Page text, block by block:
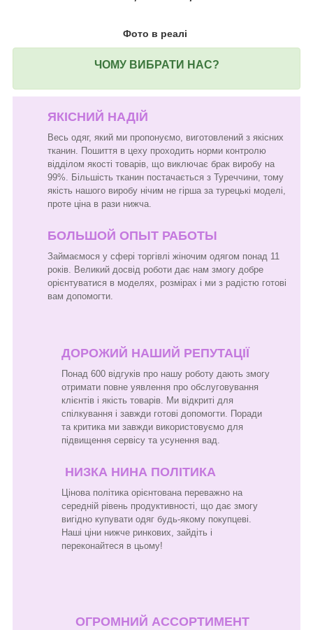
Фото в реалі
ЧОМУ ВИБРАТИ НАС?
ЯКІСНИЙ НАДІЙ
Весь одяг, який ми пропонуємо, виготовлений з якісних
тканин. Пошиття в цеху проходить норми контролю
відділом якості товарів, що виключає брак виробу на
99%. Більшість тканин постачається з Туреччини, тому
якість нашого виробу нічим не гірша за турецькі моделі,
проте ціна в рази нижча.
БОЛЬШОЙ ОПЫТ РАБОТЫ
Займаємося у сфері торгівлі жіночим одягом понад 11
років. Великий досвід роботи дає нам змогу добре
орієнтуватися в моделях, розмірах і ми з радістю готові
вам допомогти.
ДОРОЖИЙ НАШИЙ РЕПУТАЦІЇ
Понад 600 відгуків про нашу роботу дають змогу
отримати повне уявлення про обслуговування
клієнтів і якість товарів. Ми відкриті для
спілкування і завжди готові допомогти. Поради
та критика ми завжди використовуємо для
підвищення сервісу та усунення вад.
НИЗКА НИНА ПОЛІТИКА
Цінова політика орієнтована переважно на
середній рівень продуктивності, що дає змогу
вигідно купувати одяг будь-якому покупцеві.
Наші ціни нижче ринкових, зайдіть і
переконайтеся в цьому!
ОГРОМНИЙ АССОРТИМЕНТ